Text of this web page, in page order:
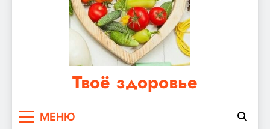
Твоё здоровье
мужском здоровье
МЕНЮ